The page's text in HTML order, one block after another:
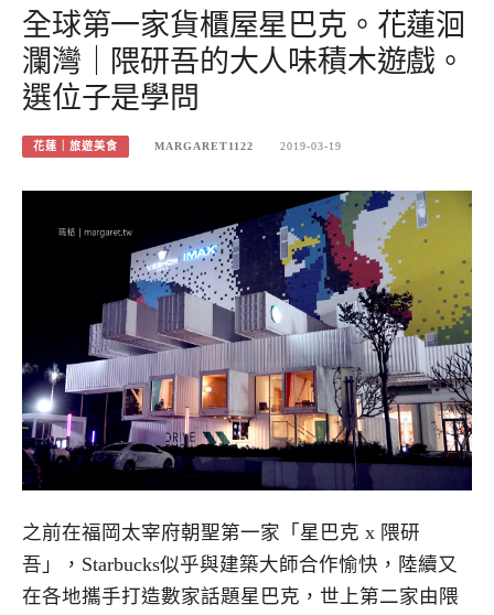
全球第一家貨櫃屋星巴克。花蓮洄
瀾灣｜隈研吾的大人味積木遊戲。
選位子是學問
花蓮｜旅遊美食 MARGARET1122 2019-03-19
之前在福岡太宰府朝聖第一家「星巴克 x 隈研
吾」，Starbucks似乎與建築大師合作愉快，陸續又
在各地攜手打造數家話題星巴克，世上第二家由隈